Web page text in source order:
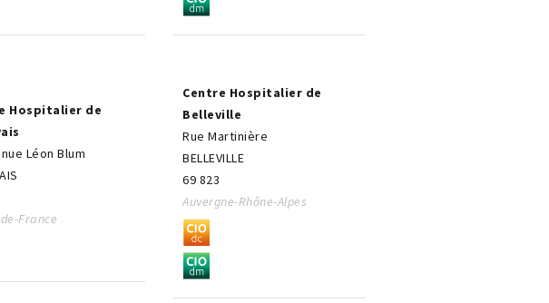
Hospitalier de
Léon Blum
France
Centre Hospitalier de
Belleville
Rue Martinière
BELLEVILLE
69 823
Auvergne-Rhône-Alpes